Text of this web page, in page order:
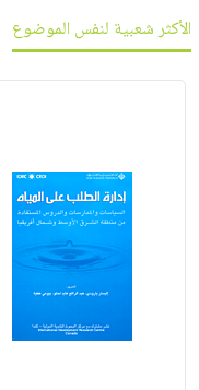
الأكثر شعبية لنفس الموضوع